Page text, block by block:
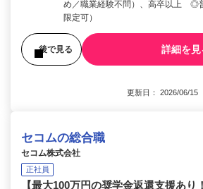
め／職業経験不問）、高卒以上 ◎
限定可）
後で見る 詳細を見
更新日： 2026/06/
セコムの総合職
セコム株式会社
正社員
【最大100万円の奨学金返還支援あり